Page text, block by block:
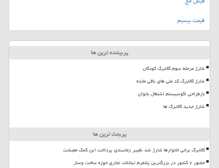
قیمت بیسیم
پربیننده ترین ها
شارژ مرحله سوم کالابرگ کودکان
شارژ کالابرگ کد ملی های باقی مانده
بازطراحی اکوسیستم اشتغال بانوان
شارژ جدید کالابرگ ها
پربحث ترین ها
کالابرگ برخی خانوارها شارژ شد تغییر زمانبندی پرداخت این کمک معیشت
حضور ۷ کشور در بزرگترین پلتفرم تبادلات تجاری حوزه ساخت وساز